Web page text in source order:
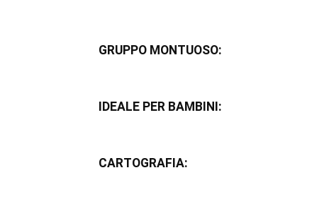
GRUPPO MONTUOSO:
IDEALE PER BAMBINI:
CARTOGRAFIA: